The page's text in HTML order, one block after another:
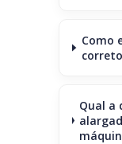
Como
Qual a